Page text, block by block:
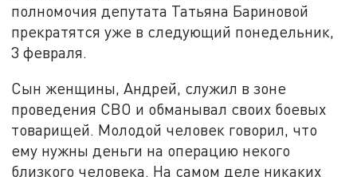
полномочия депутата Татьяна Бариновой
прекратятся уже в следующий понедельник,
3 февраля.
Сын женщины, Андрей, служил в зоне
проведения СВО и обманывал своих боевых
товарищей. Молодой человек говорил, что
ему нужны деньги на операцию некого
близкого человека. На самом деле никаких